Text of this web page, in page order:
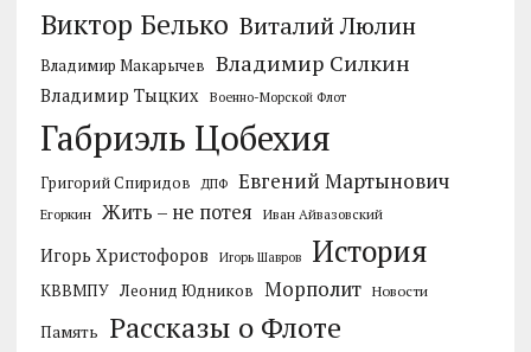
Виктор Белько Виталий Люлин
Владимир Макарычев Владимир Силкин
Владимир Тыцких Военно-Морской Флот
Габриэль Цобехия
Григорий Спиридов ДПФ Евгений Мартынович
Егоркин Жить – не потея Иван Айвазовский
Игорь Христофоров Игорь Шавров История
КВВМПУ Леонид Юдников Морполит Новости
Память Рассказы о Флоте